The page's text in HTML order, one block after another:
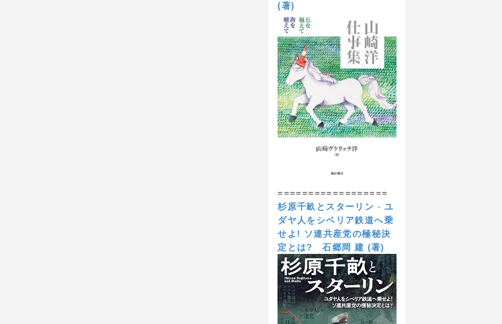
(著)
==================
杉原千畝とスターリン -ユ
ダヤ人をシベリア鉄道へ乗
せよ! ソ連共産党の極秘決
定とは?
石郷岡 建 (著)